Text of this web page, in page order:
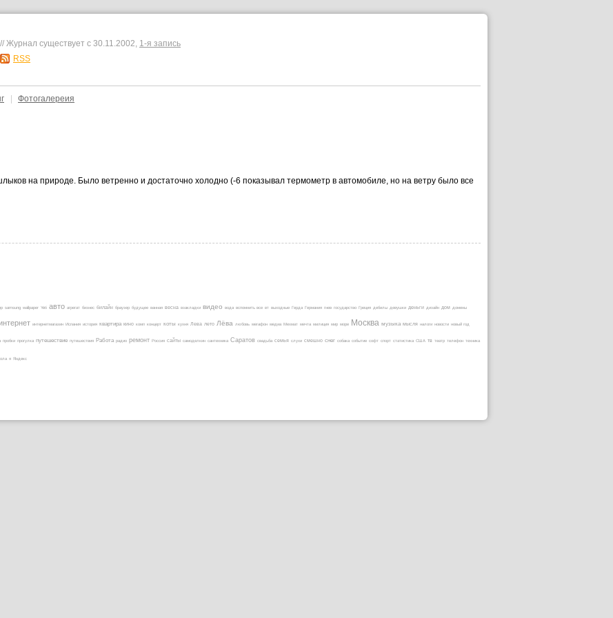
// Журнал существует с 30.11.2002, 1-я запись
RSS
| Фотогалереия
на природе. Было ветренно и достаточно холодно (-6 показывал термометр в автомобиле, но на ветру было все
samsung wallpaper Yeti авто агрегат бизнес билайн браузер будущее ванная весна взакладки видео вода вспомнить все вт выходные Герда Германия гнев государство Греция дебилы девушки деньги дизайн дом домены
интернетмагазин Испания история квартира кино комп концерт коты кухня Лева лето Лёва любовь мегафон медиа Мехмат мечта милиция мир море Москва музыка мысля налоги новости новый год
пробки прогулка путешествие путешествия Работа радио ремонт Россия сайты самоделкин сантехника Саратов свадьба семья слухи смешно снег собака событие софт спорт статистика США тв театр телефон техника
я Яндекс